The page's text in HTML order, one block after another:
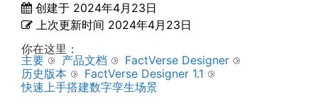
创建于 2024年4月23日
上次更新时间 2024年4月23日
你在这里：
主要
产品文档
FactVerse Designer
历史版本
FactVerse Designer 1.1
快速上手搭建数字孪生场景